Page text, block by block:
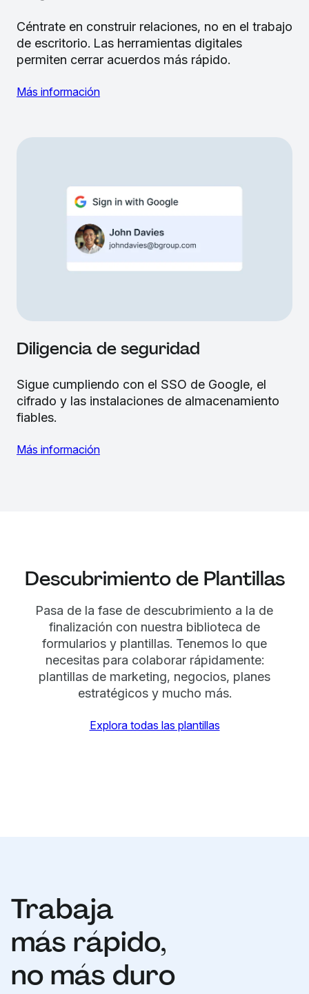
Céntrate en construir relaciones, no en el trabajo
de escritorio. Las herramientas digitales
permiten cerrar acuerdos más rápido.
Más información
Diligencia de seguridad
Sigue cumpliendo con el SSO de Google, el
cifrado y las instalaciones de almacenamiento
fiables.
Más información
Descubrimiento de Plantillas
Pasa de la fase de descubrimiento a la de
finalización con nuestra biblioteca de
formularios y plantillas. Tenemos lo que
necesitas para colaborar rápidamente:
plantillas de marketing, negocios, planes
estratégicos y mucho más.
Explora todas las plantillas
Trabaja
más rápido,
no más duro